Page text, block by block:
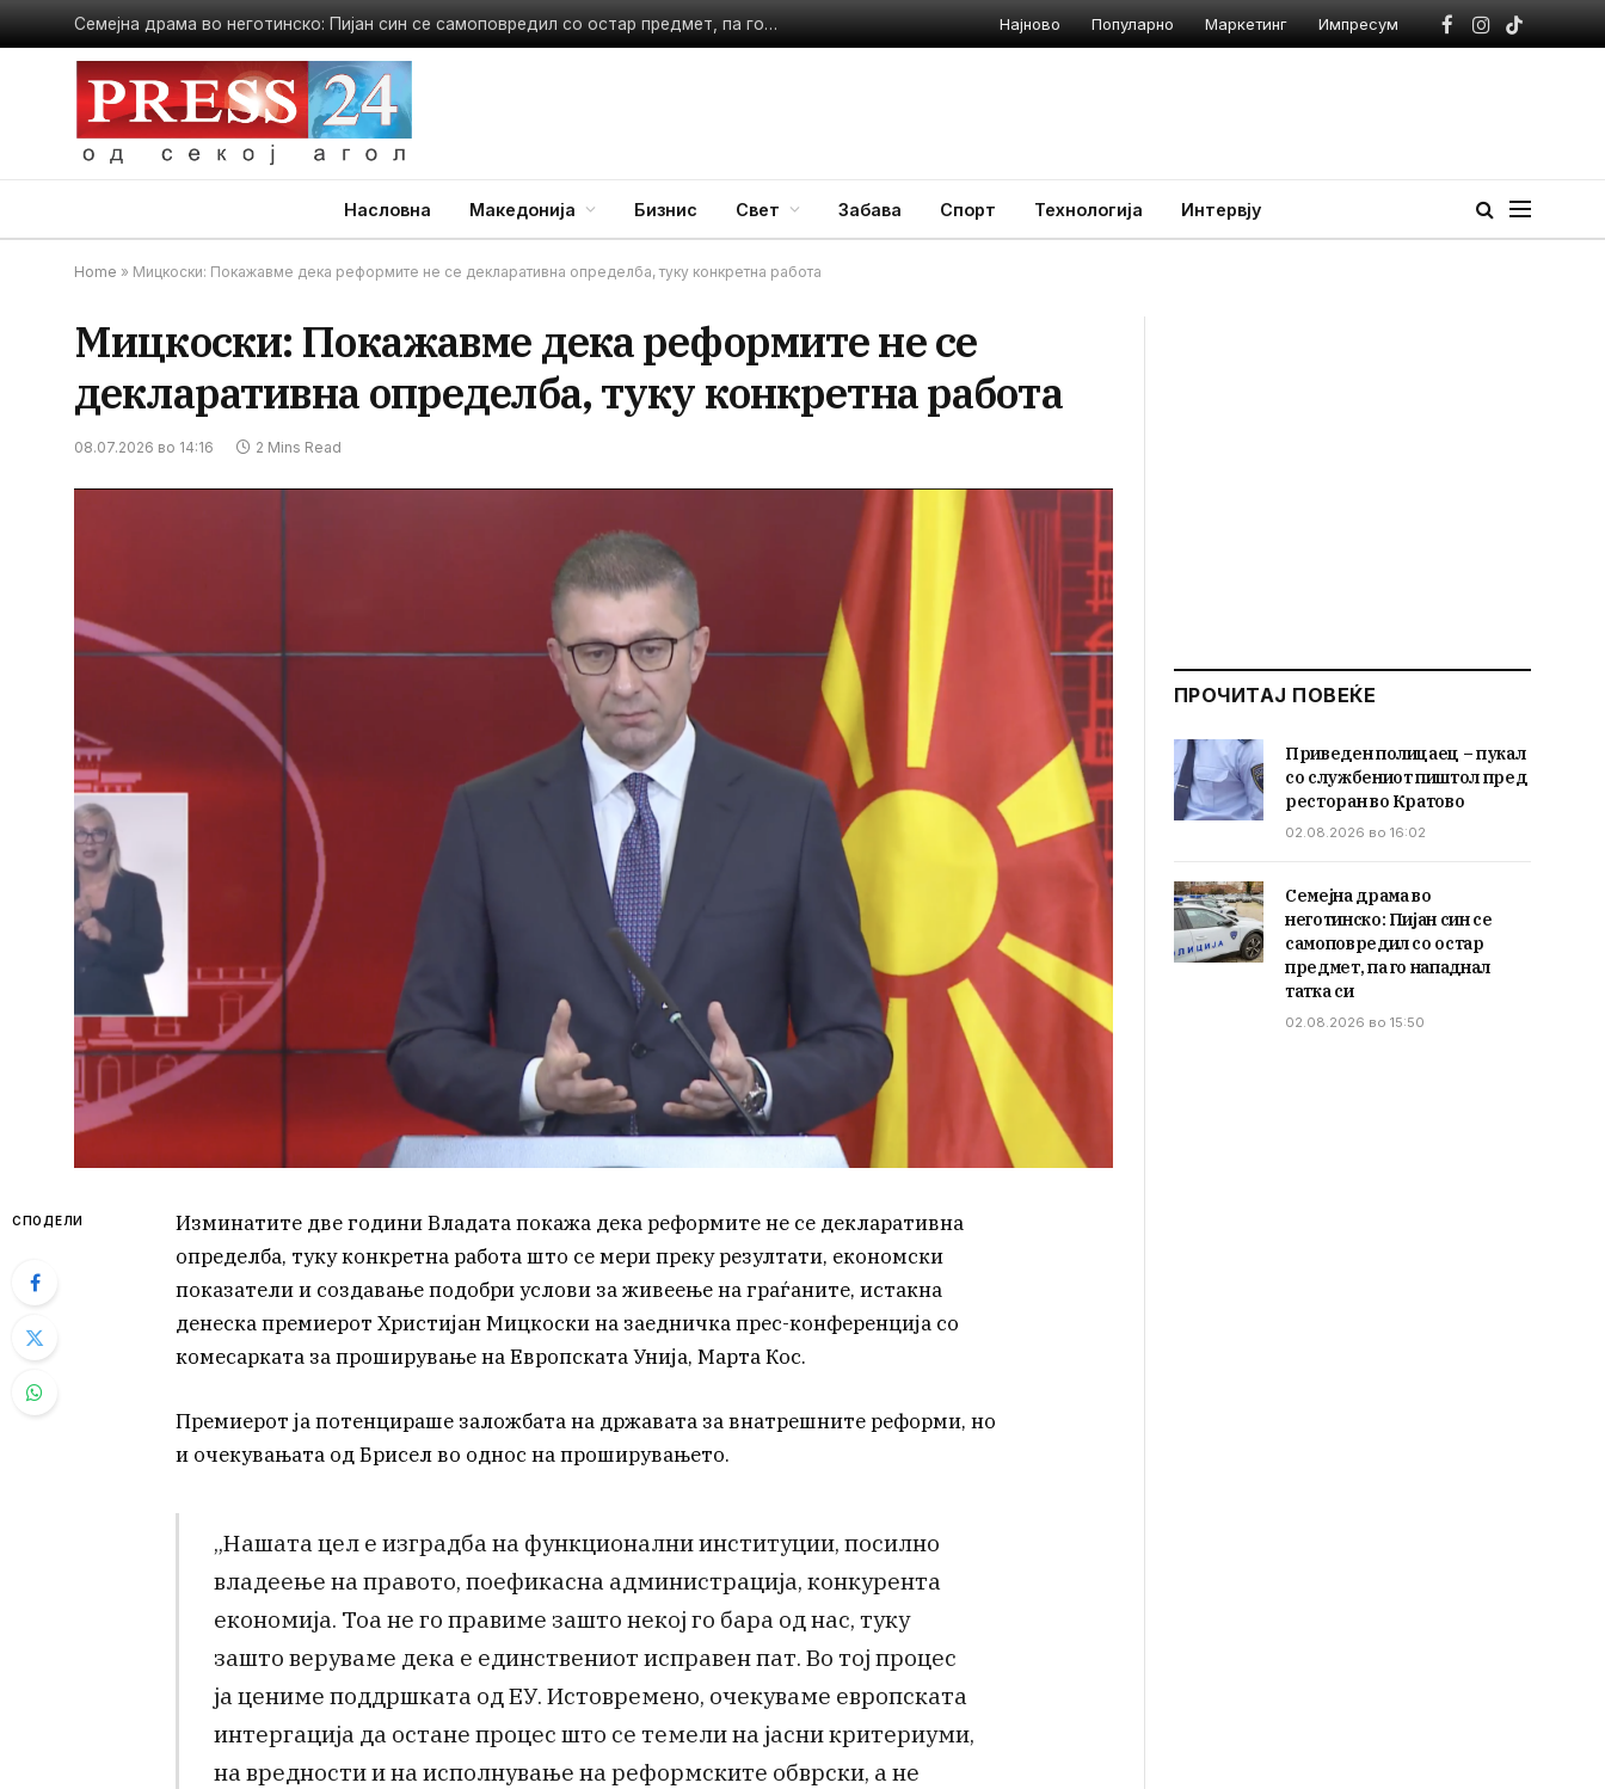
Семејна драма во неготинско: Пијан син се самоповредил со остар предмет, па го нападнал татка си Најново Популарно Маркетинг Импресум
Facebook
Instagram
TikTok
Насловна Македонија Бизнис Свет Забава Спорт Технологија Интервју
Home » Мицкоски: Покажавме дека реформите не се декларативна определба, туку конкретна работа
Мицкоски: Покажавме дека реформите не се
декларативна определба, туку конкретна работа
08.07.2026 во 14:16 2 Mins Read
СПОДЕЛИ
Изминатите две години Владата покажа дека реформите не се декларативна
определба, туку конкретна работа што се мери преку резултати, економски
показатели и создавање подобри услови за живеење на граѓаните, истакна
денеска премиерот Христијан Мицкоски на заедничка прес-конференција со
комесарката за проширување на Европската Унија, Марта Кос.
Премиерот ја потенцираше заложбата на државата за внатрешните реформи, но
и очекувањата од Брисел во однос на проширувањето.
„Нашата цел е изградба на функционални институции, посилно
владеење на правото, поефикасна администрација, конкурента
економија. Тоа не го правиме зашто некој го бара од нас, туку
зашто веруваме дека е единствениот исправен пат. Во тој процес
ја цениме поддршката од ЕУ. Истовремено, очекуваме европската
интергација да остане процес што се темели на јасни критериуми,
на вредности и на исполнување на реформските обврски, а не
ПРОЧИТАЈ ПОВЕЌЕ
Приведен полицаец – пукал
со службениот пиштол пред
ресторан во Кратово
02.08.2026 во 16:02
Семејна драма во
неготинско: Пијан син се
самоповредил со остар
предмет, па го нападнал
татка си
02.08.2026 во 15:50